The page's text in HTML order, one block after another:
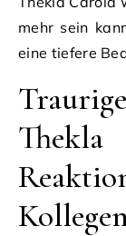
mehr sein
eine tiefere